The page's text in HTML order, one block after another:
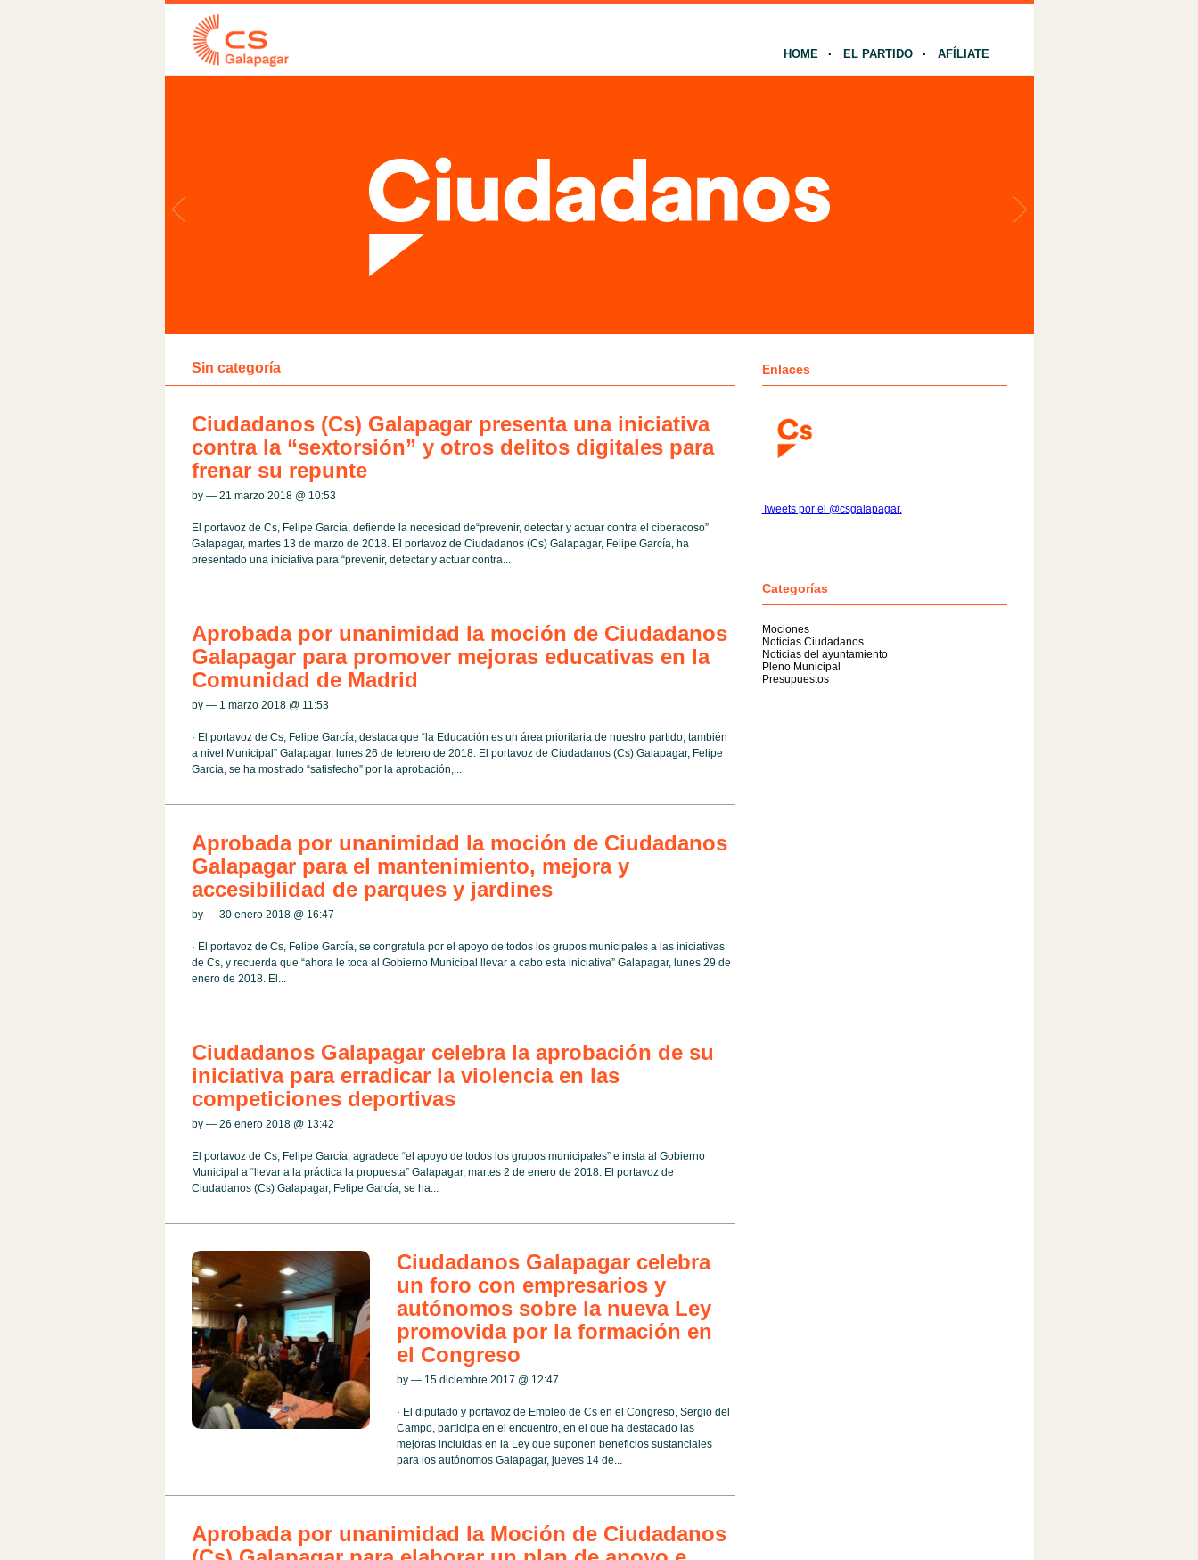
HOME EL PARTIDO AFÍLIATE
Sin categoría
Ciudadanos (Cs) Galapagar presenta una iniciativa
contra la “sextorsión” y otros delitos digitales para
frenar su repunte
by — 21 marzo 2018 @ 10:53
El portavoz de Cs, Felipe García, defiende la necesidad de“prevenir, detectar y actuar contra el ciberacoso”
Galapagar, martes 13 de marzo de 2018. El portavoz de Ciudadanos (Cs) Galapagar, Felipe García, ha
presentado una iniciativa para “prevenir, detectar y actuar contra...
Aprobada por unanimidad la moción de Ciudadanos
Galapagar para promover mejoras educativas en la
Comunidad de Madrid
by — 1 marzo 2018 @ 11:53
· El portavoz de Cs, Felipe García, destaca que “la Educación es un área prioritaria de nuestro partido, también
a nivel Municipal” Galapagar, lunes 26 de febrero de 2018. El portavoz de Ciudadanos (Cs) Galapagar, Felipe
García, se ha mostrado “satisfecho” por la aprobación,...
Aprobada por unanimidad la moción de Ciudadanos
Galapagar para el mantenimiento, mejora y
accesibilidad de parques y jardines
by — 30 enero 2018 @ 16:47
· El portavoz de Cs, Felipe García, se congratula por el apoyo de todos los grupos municipales a las iniciativas
de Cs, y recuerda que “ahora le toca al Gobierno Municipal llevar a cabo esta iniciativa” Galapagar, lunes 29 de
enero de 2018. El...
Ciudadanos Galapagar celebra la aprobación de su
iniciativa para erradicar la violencia en las
competiciones deportivas
by — 26 enero 2018 @ 13:42
El portavoz de Cs, Felipe García, agradece “el apoyo de todos los grupos municipales” e insta al Gobierno
Municipal a “llevar a la práctica la propuesta” Galapagar, martes 2 de enero de 2018. El portavoz de
Ciudadanos (Cs) Galapagar, Felipe García, se ha...
Ciudadanos Galapagar celebra
un foro con empresarios y
autónomos sobre la nueva Ley
promovida por la formación en
el Congreso
by — 15 diciembre 2017 @ 12:47
· El diputado y portavoz de Empleo de Cs en el Congreso, Sergio del
Campo, participa en el encuentro, en el que ha destacado las
mejoras incluidas en la Ley que suponen beneficios sustanciales
para los autónomos Galapagar, jueves 14 de...
Aprobada por unanimidad la Moción de Ciudadanos
Enlaces
Tweets por el @csgalapagar.
Categorías
Mociones
Noticias Ciudadanos
Noticias del ayuntamiento
Pleno Municipal
Presupuestos